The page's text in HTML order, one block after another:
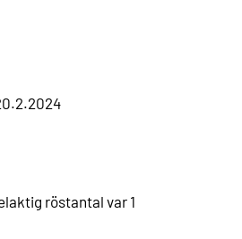
röstantal var 1